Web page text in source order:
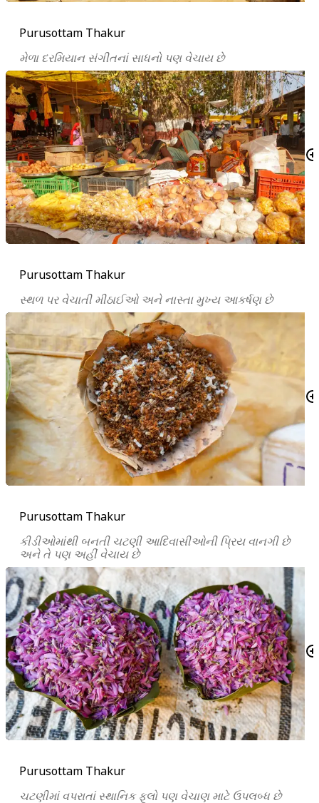
Purusottam Thakur
મેળા દરમિયાન સંગીતનાં સાધનો પણ વેચાય છે
Purusottam Thakur
સ્થળ પર વેચાતી મીઠાઈઓ અને નાસ્તા મુખ્ય આકર્ષણ છે
Purusottam Thakur
કીડીઓમાંથી બનતી ચટણી આદિવાસીઓની પ્રિય વાનગી છે
અને તે પણ અહીં વેચાય છે
Purusottam Thakur
ચટણીમાં વપરાતાં સ્થાનિક ફૂલો પણ વેચાણ માટે ઉપલબ્ધ છે